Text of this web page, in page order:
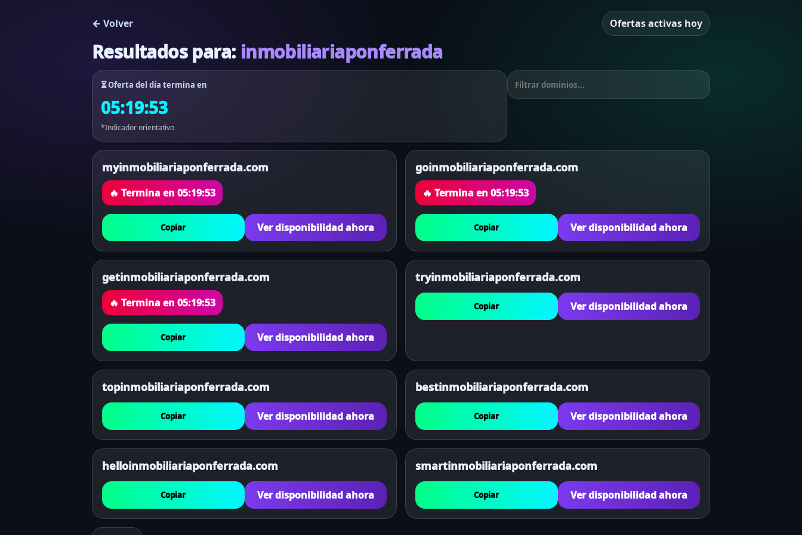
← Volver Ofertas activas hoy
Resultados para: inmobiliariaponferrada
⏳ Oferta del día termina en
05:19:53
*Indicador orientativo
myinmobiliariaponferrada.com
🔥 Termina en 05:19:53
Copiar Ver disponibilidad ahora
goinmobiliariaponferrada.com
🔥 Termina en 05:19:53
Copiar Ver disponibilidad ahora
getinmobiliariaponferrada.com
🔥 Termina en 05:19:53
Copiar Ver disponibilidad ahora
tryinmobiliariaponferrada.com
Copiar Ver disponibilidad ahora
topinmobiliariaponferrada.com
Copiar Ver disponibilidad ahora
bestinmobiliariaponferrada.com
Copiar Ver disponibilidad ahora
helloinmobiliariaponferrada.com
Copiar Ver disponibilidad ahora
smartinmobiliariaponferrada.com
Copiar Ver disponibilidad ahora